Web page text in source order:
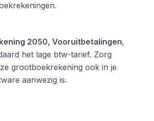
2050, Vooruitbetalingen,
het lage btw-tarief. Zorg
grootboekrekening ook in je
aanwezig is.